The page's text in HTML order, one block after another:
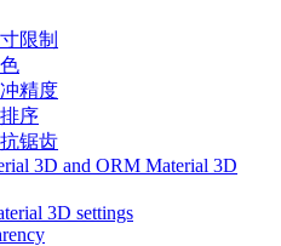
限制
精度
序
锯齿
3D and ORM Material 3D
3D settings